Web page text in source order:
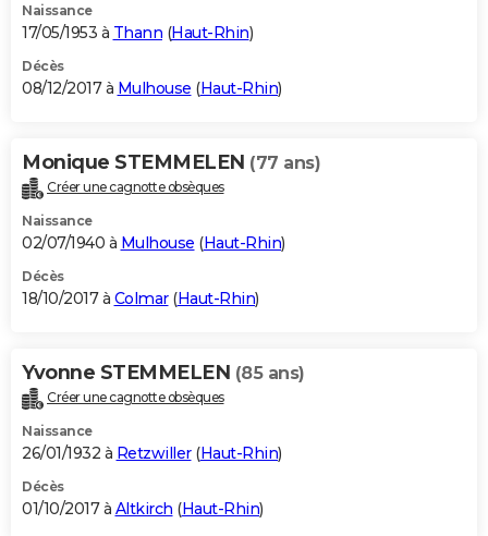
Naissance
17/05/1953 à Thann (Haut-Rhin)
Décès
08/12/2017 à Mulhouse (Haut-Rhin)
Monique STEMMELEN (77 ans)
Créer une cagnotte obsèques
Naissance
02/07/1940 à Mulhouse (Haut-Rhin)
Décès
18/10/2017 à Colmar(Haut-Rhin)
Yvonne STEMMELEN (85 ans)
Créer une cagnotte obsèques
Naissance
26/01/1932 à Retzwiller(Haut-Rhin)
Décès
01/10/2017 à Altkirch (Haut-Rhin)